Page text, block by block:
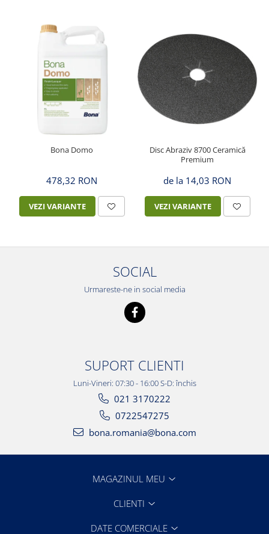
Bona Domo
478,32 RON
VEZI VARIANTE
Disc Abraziv 8700 Ceramică
Premium
de la 14,03 RON
VEZI VARIANTE
SOCIAL
Urmareste-ne in social media
SUPORT CLIENTI
Luni-Vineri: 07:30 - 16:00 S-D: închis
021 3170222
0722547275
bona.romania@bona.com
MAGAZINUL MEU
CLIENTI
DATE COMERCIALE